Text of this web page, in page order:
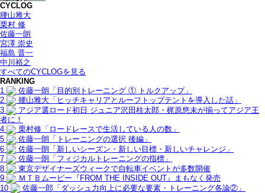
CYCLOG
腰山雅大
栗村 修
佐藤一朗
宮澤 崇史
福島 晋一
中川裕之
すべてのCYCLOGを見る
RANKING
1
佐藤一朗「目的別トレーニング ① トルクアップ」
2
腰山雅大「ヒッチキャリアとルーフトップテントを導入した話」
3
アジア選ロード初日 ジュニア沢田桂太郎・梶原悠未が揃ってアジア王
者に！
4
栗村修「ロードレースで生活している人の数」
5
佐藤一朗「トレーニングの選択 後編」
6
佐藤一朗「新しいシーズン・新しい目標・新しいチャレンジ」
7
佐藤一朗「フィジカルトレーニングの指標」
8
東京デザイナーズウィークで自転車イベントが多数開催
9
ＭＴＢムービー『FROM THE INSIDE OUT』まもなく発売
10
佐藤一郎「ダッシュ力向上に必要な要素・トレーニング各論②」